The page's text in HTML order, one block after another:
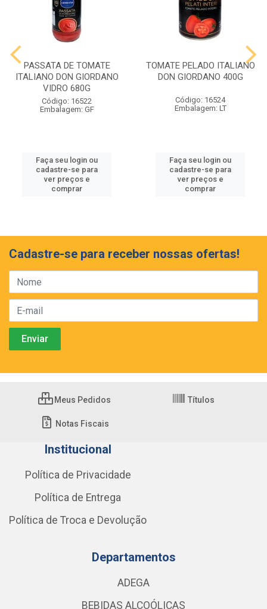
PASSATA DE TOMATE
ITALIANO DON GIORDANO
VIDRO 680G
Código: 16522
Embalagem: GF
Faça seu login ou
cadastre-se para
ver preços e
comprar
TOMATE PELADO ITALIANO
DON GIORDANO 400G
Código: 16524
Embalagem: LT
Faça seu login ou
cadastre-se para
ver preços e
comprar
Cadastre-se para receber nossas ofertas!
Meus Pedidos Títulos
Notas Fiscais
Institucional
Política de Privacidade
Política de Entrega
Política de Troca e Devolução
Departamentos
ADEGA
BEBIDAS ALCOÓLICAS